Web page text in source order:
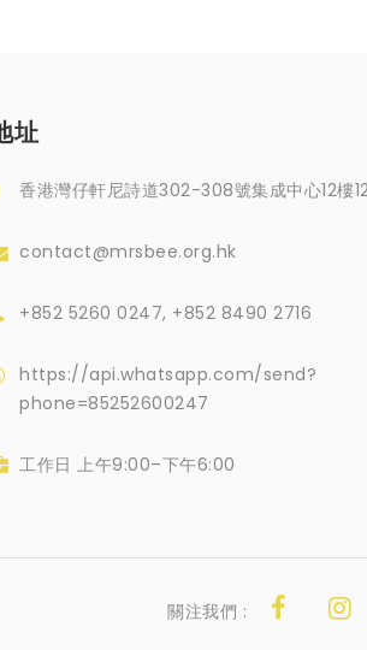
址
香港灣仔軒尼詩道302-308號集成中心12樓
contact@mrsbee.org.hk
+852 5260 0247, +852 8490 2716
https://api.whatsapp.com/send?
phone=85252600247
工作日 上午9:00–下午6:00
關注我們 :